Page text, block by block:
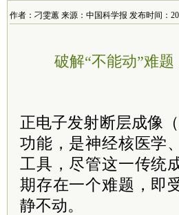
作者：刁雯蕙 来源：中国科学报 发布时间：
破解“不能动”难
正电子发射断层成像
功能，是神经核医学
工具，尽管这一传统
期存在一个难题，即
静不动。